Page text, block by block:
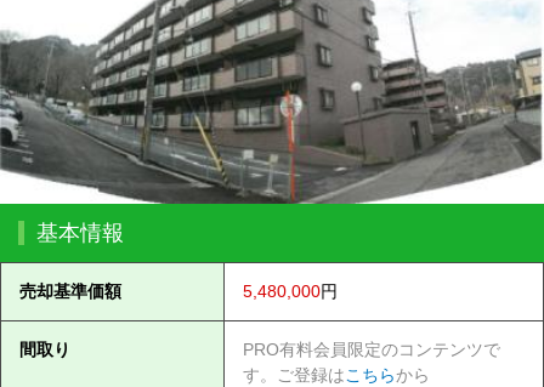
基本情報
売却基準価額 5,480,000円
間取り
PRO有料会員限定のコンテンツで
す。ご登録はこちらから